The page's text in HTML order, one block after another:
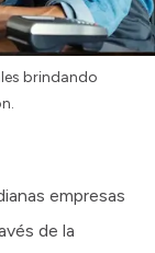
brindando
empresas
de la